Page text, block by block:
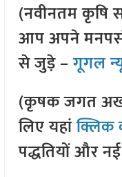
(नवीनतम कृषि
आप अपने
से जुड़े –गूगल
(कृषक जगत
लिए यहांक्लिक
पद्धतियों और